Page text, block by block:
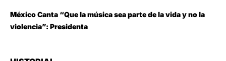
México Canta “Que la música sea parte de la vida y no la
violencia”: Presidenta